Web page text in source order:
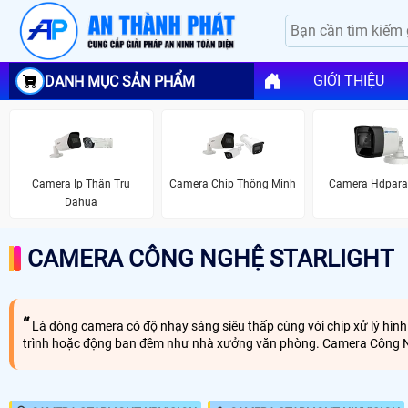
DANH MỤC SẢN PHẨM GIỚI THIỆU
Camera Ip Thân Trụ
Dahua
Camera Chip Thông Minh Camera
CAMERA CÔNG NGHỆ STARLIGHT
Là dòng camera có độ nhạy sáng siêu thấp cùng với chip xử lý
trình hoặc động ban đêm như nhà xưởng văn phòng. Camera